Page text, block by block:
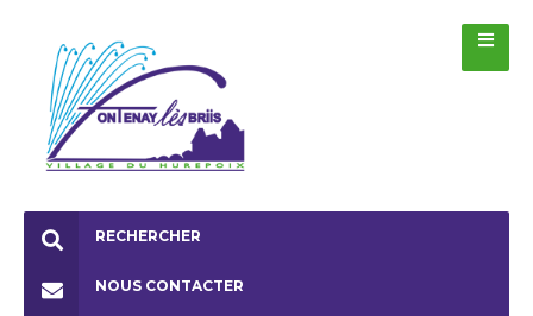
RECHERCHER
NOUS CONTACTER